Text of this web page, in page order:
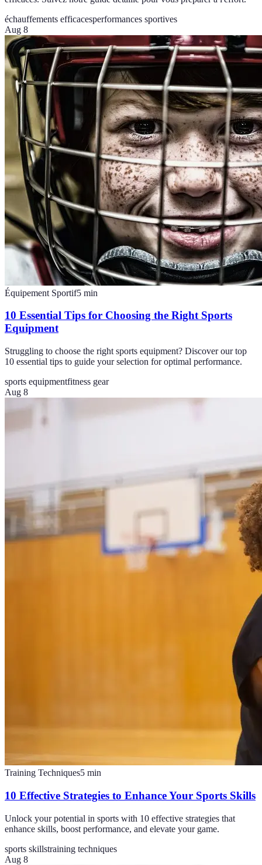
échauffements efficacesperformances sportives
Aug 8
Équipement Sportif5 min
10 Essential Tips for Choosing the Right Sports
Equipment
Struggling to choose the right sports equipment? Discover our top
10 essential tips to guide your selection for optimal performance.
sports equipmentfitness gear
Aug 8
Training Techniques5 min
10 Effective Strategies to Enhance Your Sports Skills
Unlock your potential in sports with 10 effective strategies that
enhance skills, boost performance, and elevate your game.
sports skillstraining techniques
Aug 8